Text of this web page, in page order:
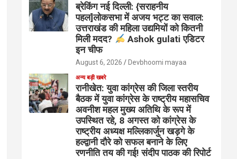
ब्रेकिंग नई दिल्ली: {सराहनीय
पहल]लोकसभा में अजय भट्ट का सवाल:
उत्तराखंड की महिला उद्यमियों को कितनी
मिली मदद?
Ashok gulati एडिटर
इन चीफ
August 6, 2026 Devbhoomi mayaa
अन्य बड़ी खबरे
रानीखेत: युवा कांग्रेस की जिला स्तरीय
बैठक में युवा कांग्रेस के राष्ट्रीय महासचिव
अवनीश महल मुख्य अतिथि के रूप में
उपस्थित रहे, 8 अगस्त को कांग्रेस के
राष्ट्रीय अध्यक्ष मल्लिकार्जुन खड़गे के
हल्द्वानी दौरे को सफल बनाने के लिए
रणनीति तय की गई! संदीप पाठक की रिपोर्ट